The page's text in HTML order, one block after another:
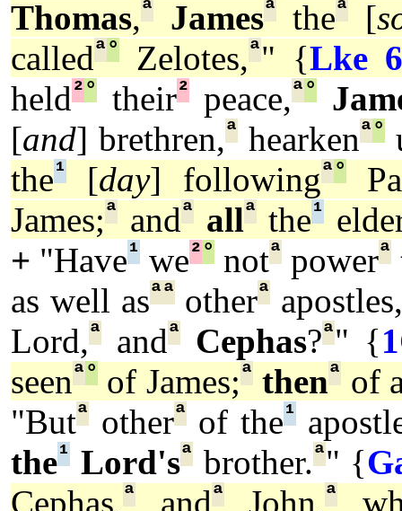
Thomas,ª Jamesª theª [
calledª° Zelotes,ª" {Lke
held²° their²peace,ª°
[and] brethren,ªhearkenª°
the¹ [day] followingª°
James;ª andª allª the¹
+ "Have¹ we²° notª powerª
as well asªªotherª
Lord,ª andª Cephas?ª" {
seenª° of James;ª thenª of
"Butª otherªof the¹
the¹ Lord'sªbrother.ª" {
Cephas,ª andª John,ª